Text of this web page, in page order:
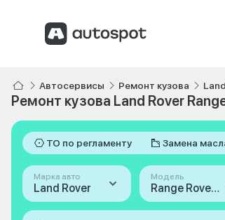
Автосервисы Ремонт кузова
Ремонт кузова Land Rover
ТО по регламенту Замена
Марка авто
Land Rover
Модель
Range Rover Sport